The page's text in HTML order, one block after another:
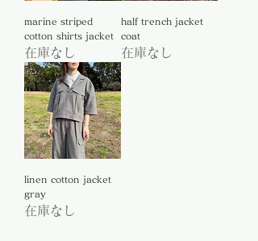
marine striped
cotton shirts jacket
在庫なし
half trench jacket
coat
在庫なし
linen cotton jacket
gray
在庫なし